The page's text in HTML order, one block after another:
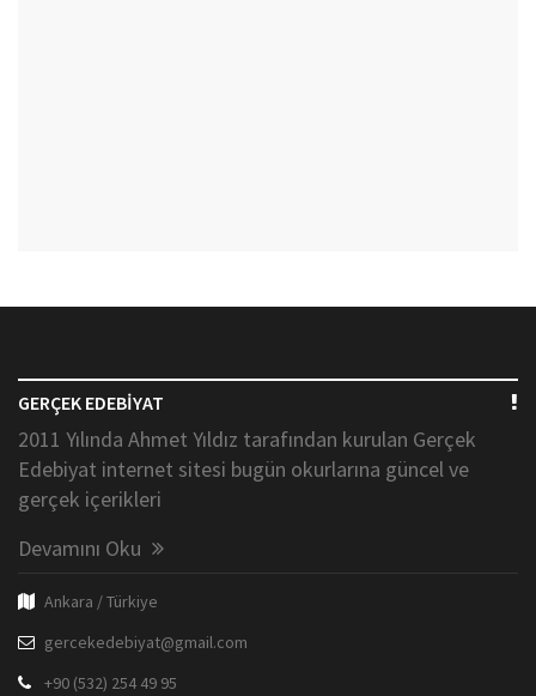
GERÇEK EDEBİYAT
2011 Yılında Ahmet Yıldız tarafından kurulan Gerçek
Edebiyat internet sitesi bugün okurlarına güncel ve
gerçek içerikleri
Devamını Oku
Ankara / Türkiye
gercekedebiyat@gmail.com
+90 (532) 254 49 95